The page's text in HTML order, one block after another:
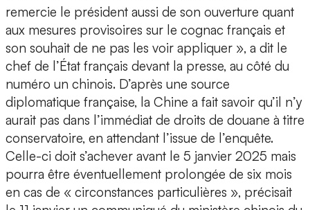
remercie le président aussi de son ouverture quant
aux mesures provisoires sur le cognac français et
son souhait de ne pas les voir appliquer », a dit le
chef de l’État français devant la presse, au côté du
numéro un chinois. D’après une source
diplomatique française, la Chine a fait savoir qu’il n’y
aurait pas dans l’immédiat de droits de douane à titre
conservatoire, en attendant l’issue de l’enquête.
Celle-ci doit s’achever avant le 5 janvier 2025 mais
pourra être éventuellement prolongée de six mois
en cas de « circonstances particulières », précisait